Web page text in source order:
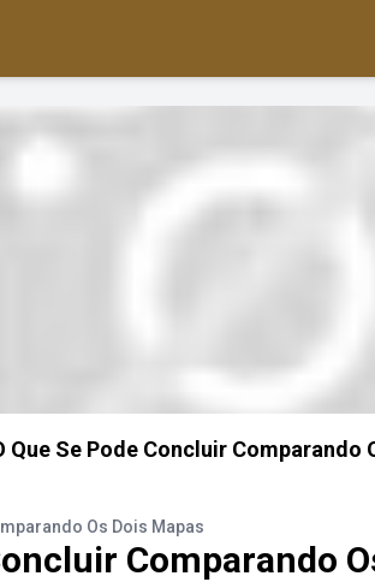
Que Se Pode Concluir Comparando
Os Dois Mapas
Comparando